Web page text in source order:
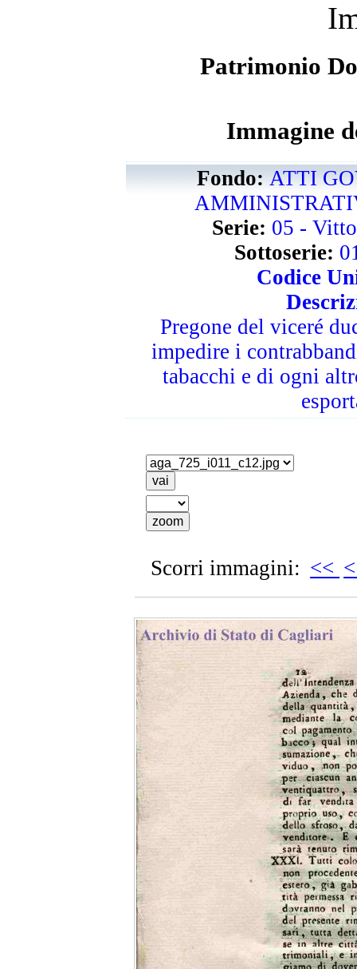
Patrimonio
Immagine
Fondo:ATTI
Serie: 05 -
Sottoserie:
Codice
Pregone del viceré
impedire i
tabacchi e di ogni
Scorri immagini: <<